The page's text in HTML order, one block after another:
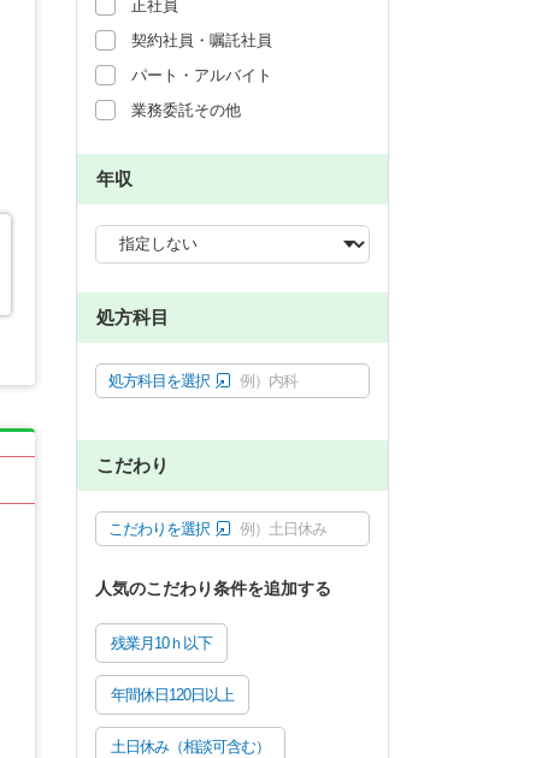
正社員
契約社員・嘱託社員
パート・アルバイト
業務委託その他
年収
処方科目
処方科目を選択 例）内科
こだわり
こだわりを選択 例）土日休み
人気のこだわり条件を追加する
残業月10ｈ以下
年間休日120日以上
土日休み（相談可含む）